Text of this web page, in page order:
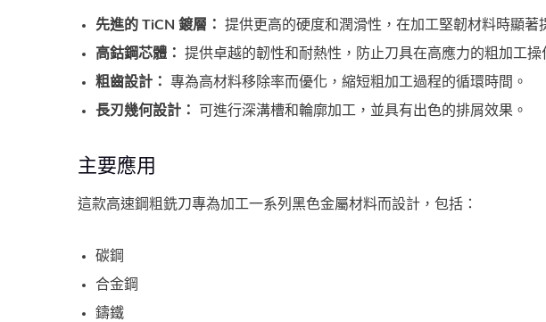
先進的 TiCN 鍍層：
提供更高的硬度和潤滑性，在加工堅韌材料時顯著
高鈷鋼芯體：
提供卓越的韌性和耐熱性，防止刀具在高應力的粗加工操
粗齒設計：
專為高材料移除率而優化，縮短粗加工過程的循環時間。
長刃幾何設計：
可進行深溝槽和輪廓加工，並具有出色的排屑效果。
主要應用
這款高速鋼粗銑刀專為加工一系列黑色金屬材料而設計，包括：
碳鋼
合金鋼
鑄鐵